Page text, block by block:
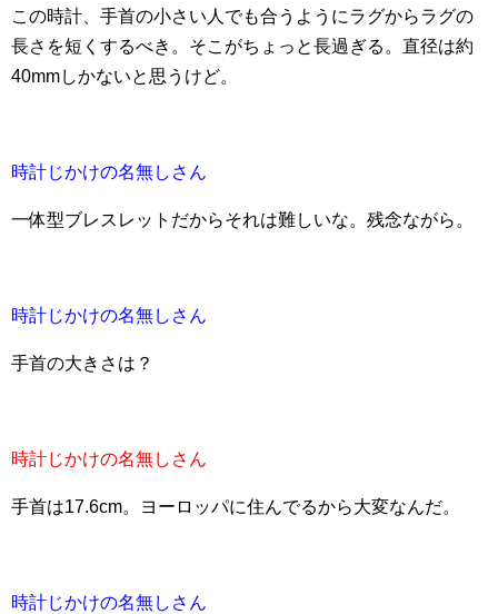
この時計、手首の小さい人でも合うようにラグからラグの
長さを短くするべき。そこがちょっと長過ぎる。直径は約
40mmしかないと思うけど。
時計じかけの名無しさん
一体型ブレスレットだからそれは難しいな。残念ながら。
時計じかけの名無しさん
手首の大きさは？
時計じかけの名無しさん
手首は17.6cm。ヨーロッパに住んでるから大変なんだ。
時計じかけの名無しさん